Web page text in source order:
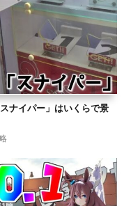
ナイパー」はいくらで景